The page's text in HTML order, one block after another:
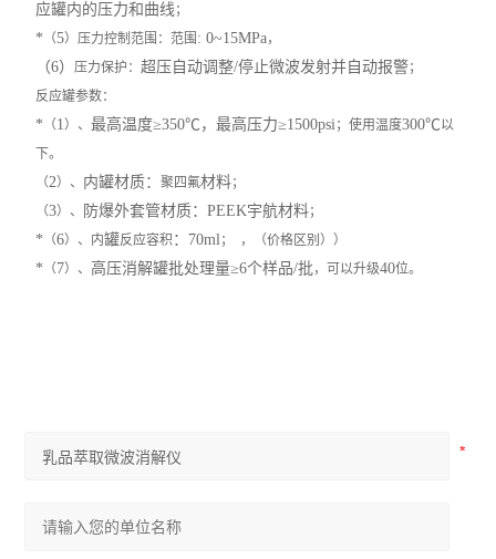
应罐内的压力和曲线 ；
* （5）压力控制范围：范围 : 0~15MPa，
（6）压力保护：超压自动调整/停止微波发射并自动报警；
反应罐参数：
* （1） 、最高温度≥350℃，最高压力≥1500psi；使用温度300℃以
下。
（2）、 内罐材质：聚四氟材料；
（3）、 防爆外套管材质：PEEK宇航材料；
* （6）、内罐反应容积 ： 70ml； ，（价格区别））
* （7）、 高压消解罐批处理量≥6个样品/批， 可以升级40位。